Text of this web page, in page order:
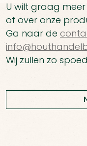
U wilt graag
of over onze
Ga naar de
Wij zullen zo